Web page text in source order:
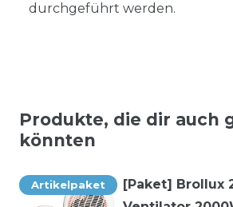
durchgeführt werden.
Produkte, die dir auch
könnten
Artikelpaket
[Paket] Brollux